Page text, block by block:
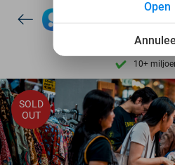
7 dagen per
10+
9,4 op
Ontdek
7 dagen per
10+
SOLD
OUT
Open